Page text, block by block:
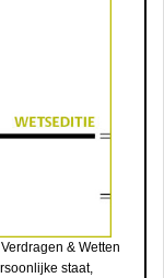
& Wetten
staat,